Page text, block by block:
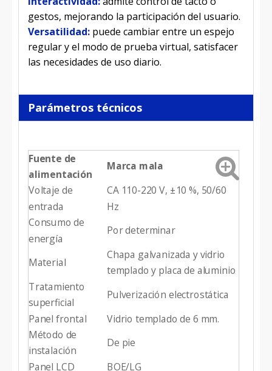
gestos, mejorando la participación del usuario.
Versatilidad: puede cambiar entre un espejo
regular y el modo de prueba virtual, satisfacer
las necesidades de uso diario.
Parámetros técnicos
Fuente de
alimentación
Marca mala
Voltaje de
entrada
CA 110-220 V, ±10 %, 50/60
Hz
Consumo de
energía
Por determinar
Material
Chapa galvanizada y vidrio
templado y placa de aluminio
Tratamiento
superficial
Pulverización electrostática
Panel frontal Vidrio templado de 6 mm.
Método de
instalación
De pie
Panel LCD BOE/LG